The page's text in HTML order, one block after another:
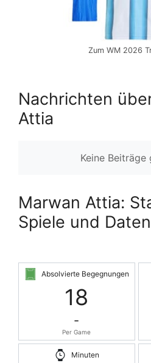
Zum WM 2026
Nachrichten
Attia
Keine Beiträge
Marwan Attia:
Spiele und Daten
Absolvierte Begegnungen
18
-
Per Game
Minuten